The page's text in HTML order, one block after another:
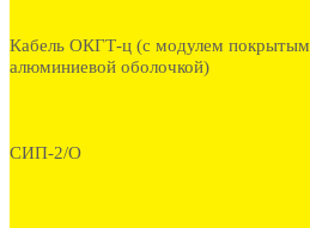
Кабель ОКГТ-ц (с модулем покрытым
алюминиевой оболочкой)
СИП-2/О